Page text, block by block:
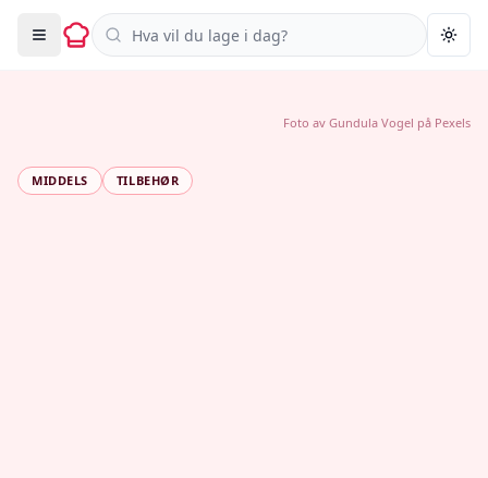
Søk i oppskrifter
MIDDELS TILBEHØR
Foto av Gundula Vogel på Pexels